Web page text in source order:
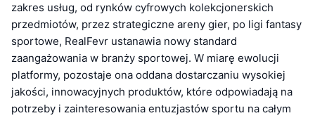
zakres usług, od rynków cyfrowych kolekcjonerskich
przedmiotów, przez strategiczne areny gier, po ligi fantasy
sportowe, RealFevr ustanawia nowy standard
zaangażowania w branży sportowej. W miarę ewolucji
platformy, pozostaje ona oddana dostarczaniu wysokiej
jakości, innowacyjnych produktów, które odpowiadają na
potrzeby i zainteresowania entuzjastów sportu na całym